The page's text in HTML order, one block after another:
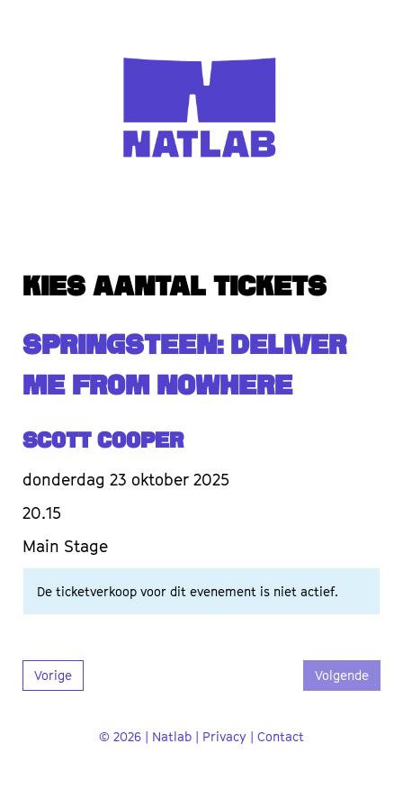
KIES AANTAL TICKETS
SPRINGSTEEN: DELIVER
ME FROM NOWHERE
Scott Cooper
donderdag 23 oktober 2025
20.15
Main Stage
De ticketverkoop voor dit evenement is niet actief.
Vorige Volgende
© 2026 | Natlab | Privacy | Contact